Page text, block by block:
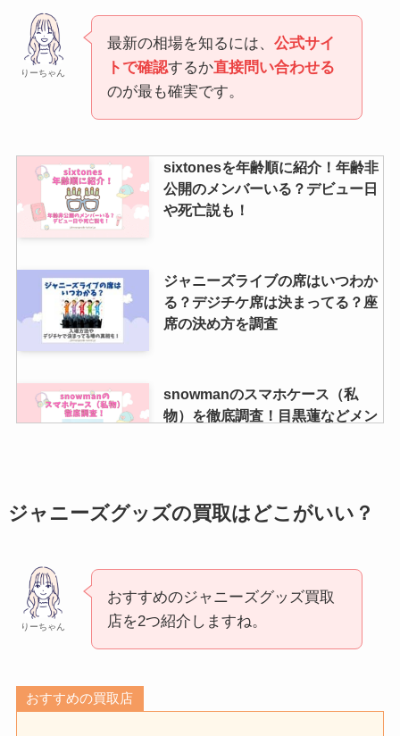
りーちゃん
最新の相場を知るには、 公式サイ
トで確認するか直接問い合わせる
のが最も確実です。
sixtonesを年齢順に紹介！年齢非
公開のメンバーいる？デビュー日
や死亡説も！
ジャニーズライブの席はいつわか
る？デジチケ席は決まってる？座
席の決め方を調査
snowmanのスマホケース（私
物）を徹底調査！目黒蓮などメン
近藤真彦の息子はジャニーズ？芸
能界入りはしている？幼少期や現
秋葉原のジャニーズグッズ買取！
売るならどこがおすすめ？アイド
ジャニーズグッズの買取はどこがいい？
りーちゃん
おすすめのジャニーズグッズ買取
店を2つ紹介しますね。
おすすめの買取店